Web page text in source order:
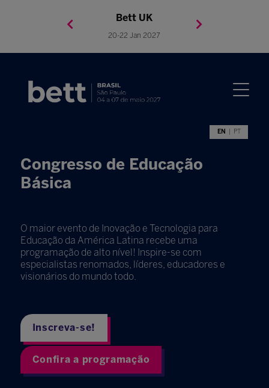
Bett UK
20-22 Jan 2027
Bett Brasil
05-08 Mai 2026
Bett Asia
23-24 Setembro 2026
Bett USA
8-10 November 2027
EN PT
Congresso de Educação
Básica
O maior evento de Inovação e Tecnologia para
Educação da América Latina recebe uma
programação de alto nível! Inspire-se com
especialistas renomados, líderes, educadores e
visionários do mundo todo.
Inscreva-se!
Confira a programação